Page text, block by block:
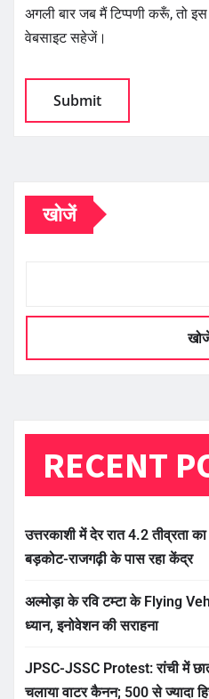
अगली बार जब मैं टिप्पणी करूँ, तो
वेबसाइट सहेजें।
खोजें
RECENT
उत्तरकाशी में देर रात 4.2 तीव्रता
बड़कोट-राजगढ़ी के पास रहा केंद्र
अल्मोड़ा के रवि टम्टा के Flying
ध्यान, इनोवेशन की सराहना
JPSC-JSSC Protest: रांची में
चलाया वाटर कैनन; 500 से ज्यादा